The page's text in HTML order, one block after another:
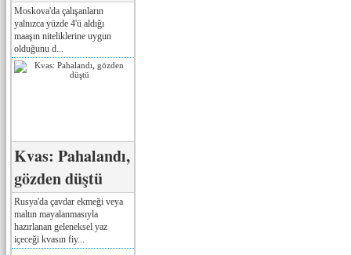
Moskova'da çalışanların
yalnızca yüzde 4'ü aldığı
maaşın niteliklerine uygun
olduğunu d...
Kvas: Pahalandı,
gözden düştü
Rusya'da çavdar ekmeği veya
maltın mayalanmasıyla
hazırlanan geleneksel yaz
içeceği kvasın fiy...